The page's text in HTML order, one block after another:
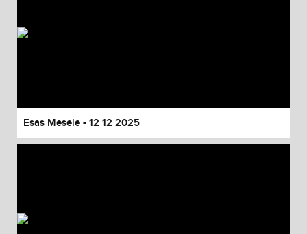
Esas Mesele - 12 12 2025